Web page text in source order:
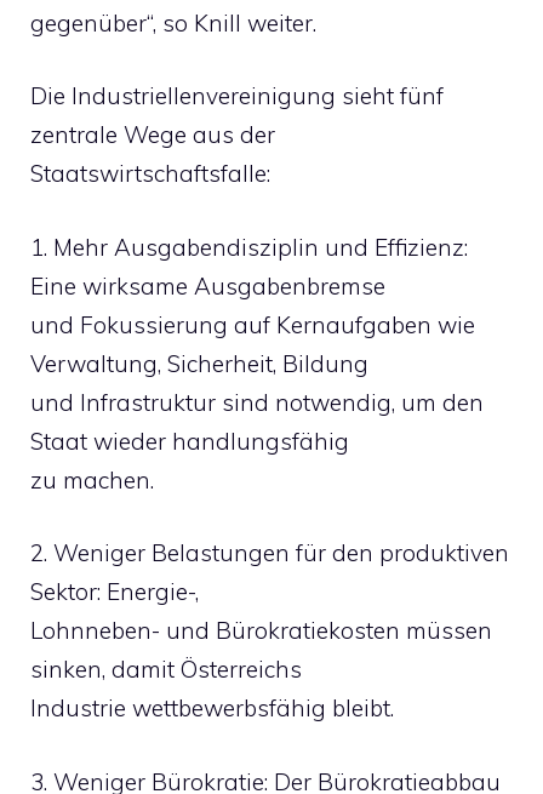
gegenüber“, so Knill weiter.
Die Industriellenvereinigung sieht fünf
zentrale Wege aus der
Staatswirtschaftsfalle:
1. Mehr Ausgabendisziplin und Effizienz:
Eine wirksame Ausgabenbremse
und Fokussierung auf Kernaufgaben wie
Verwaltung, Sicherheit, Bildung
und Infrastruktur sind notwendig, um den
Staat wieder handlungsfähig
zu machen.
2. Weniger Belastungen für den produktiven
Sektor: Energie-,
Lohnneben- und Bürokratiekosten müssen
sinken, damit Österreichs
Industrie wettbewerbsfähig bleibt.
3. Weniger Bürokratie: Der Bürokratieabbau